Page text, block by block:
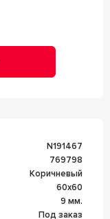
n191467
769798
Коричневый
60x60
9 мм.
Под заказ